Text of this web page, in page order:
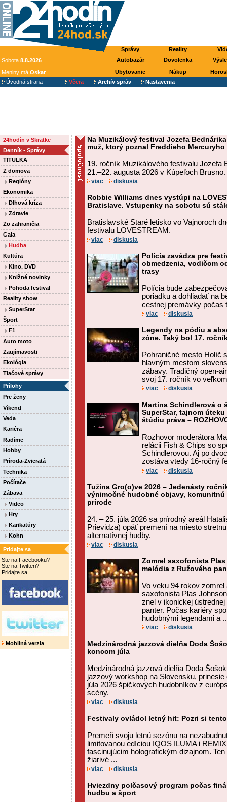
Správy Reality
Sobota 8.8.2026 Autobazár Dovolenka
Meniny má Oskar Ubytovanie Nákup
Úvodná strana
Včera Archív správ Nastavenia
24hodín v Skratke
Denník - Správy
TITULKA
Z domova
Regióny
Ekonomika
Dlhová kríza
Zdravie
Zo zahraničia
Gala
Hudba
Kultúra
Kino, DVD
Knižné novinky
Pohoda festival
Reality show
SuperStar
Šport
F1
Auto moto
Zaujímavosti
Ekológia
Tlačové správy
Prílohy
Pre ženy
Víkend
Veda
Kariéra
Radíme
Hobby
Príroda-Zvieratá
Technika
Počítače
Zábava
Video
Hry
Karikatúry
Kohn
Pridajte sa
Ste na Facebooku?
Ste na Twitteri?
Pridajte sa.
Mobilná verzia
Na Muzikálový festival Jozefa
muž, ktorý poznal Freddieho
19. ročník Muzikálového festivalu Jozefa
21.–22. augusta 2026 v Kúpeľoch Brusno.
viac diskusia
Robbie Williams dnes vystúpi na
Bratislave. Vstupenky na sobotu sú
Bratislavské Staré letisko vo Vajnoroch
festivalu LOVESTREAM.
viac diskusia
Polícia zavádza pre
obmedzenia, vodičom
trasy
Polícia bude
poriadku a dohliadať na
cestnej premávky počas
viac diskusia
Legendy na pódiu a
zóne. Taký bol 17.
Pohraničné mesto Holíč
hlavným mestom
zábavy. Tradičný open-
svoj 17. ročník vo
viac diskusia
Martina Schindlerová o
SuperStar, tajnom
štúdiu práva –
Rozhovor moderátora
relácii Fish & Chips so
Schindlerovou. Aj po
zostáva vtedy 16-ročný
viac diskusia
Tužina Gro(o)ve 2026 – Jedenásty
výnimočné hudobné objavy, komunitnú
prírode
24. – 25. júla 2026 sa prírodný areál
Prievidza) opäť premení na miesto
alternatívnej hudby.
viac diskusia
Zomrel saxofonista
melódia z Ružového
Vo veku 94 rokov
saxofonista Plas
znel v ikonickej
panter. Počas kariéry
hudobnými legendami a
viac diskusia
Medzinárodná jazzová dielňa Doda
koncom júla
Medzinárodná jazzová dielňa Doda
jazzový workshop na Slovensku,
júla 2026 špičkových hudobníkov z
scény.
viac diskusia
Festivaly ovládol letný hit: Pozri si
Premeň svoju letnú sezónu na
limitovanou edíciou IQOS ILUMA i
fascinujúcim holografickým dizajnom.
žiarivé ...
viac diskusia
Hviezdny polčasový program počas
hudbu a šport